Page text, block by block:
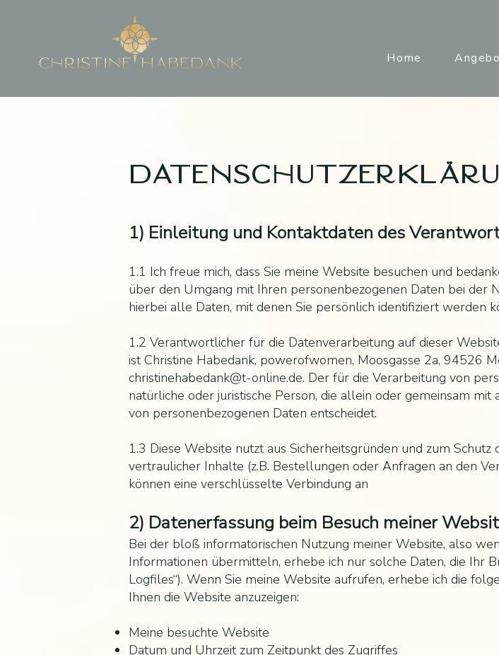
Home.
1) Einleitung und Kontaktdaten des
1.1 Ich freue mich, dass Sie meine Website besuchen und
über den Umgang mit Ihren personenbezogenen Daten bei der
hierbei alle Daten, mit denen Sie persönlich identifiziert werden
1.2 Verantwortlicher für die Datenverarbeitung auf dieser
ist Christine Habedank, powerofwomen, Moosgasse 2a, 94526
christinehabedank@t-online.de. Der für die Verarbeitung von
natürliche oder juristische Person, die allein oder gemeinsam
von personenbezogenen Daten entscheidet.
1.3 Diese Website nutzt aus Sicherheitsgründen und zum
vertraulicher Inhalte (z.B. Bestellungen oder Anfragen an den
können eine verschlüsselte Verbindung an
2) Datenerfassung beim Besuch meiner
Bei der bloß informatorischen Nutzung meiner Website, also
Informationen übermitteln, erhebe ich nur solche Daten, die Ihr
Logfiles“). Wenn Sie meine Website aufrufen, erhebe ich die
Ihnen die Website anzuzeigen:
Meine besuchte Website
Datum und Uhrzeit zum Zeitpunkt des Zugriffes